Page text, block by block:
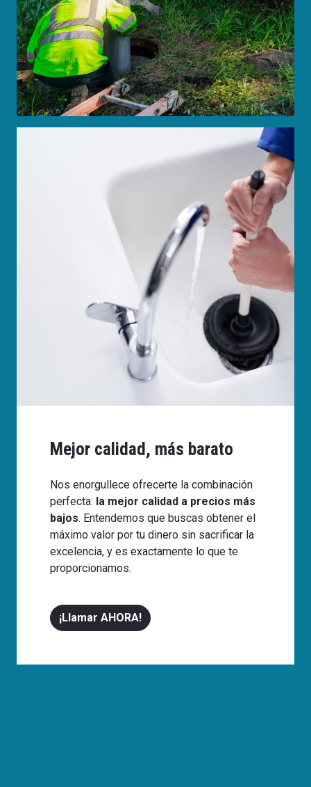
Mejor calidad, más barato
Nos enorgullece ofrecerte la combinación
perfecta: la mejor calidad a precios más
bajos. Entendemos que buscas obtener el
máximo valor por tu dinero sin sacrificar la
excelencia, y es exactamente lo que te
proporcionamos.
¡Llamar AHORA!